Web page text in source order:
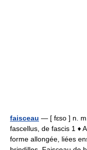
faisceau — [ fɛso ] n.
fascellus, de fascis 1 ♦
forme allongée, liées